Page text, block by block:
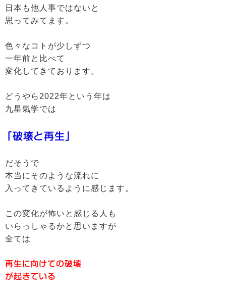
日本も他人事ではないと
思ってみてます。
色々なコトが少しずつ
一年前と比べて
変化してきております。
どうやら2022年という年は
九星氣学では
「破壊と再生」
だそうで
本当にそのような流れに
入ってきているように感じます。
この変化が怖いと感じる人も
いらっしゃるかと思いますが
全ては
再生に向けての破壊
が起きている